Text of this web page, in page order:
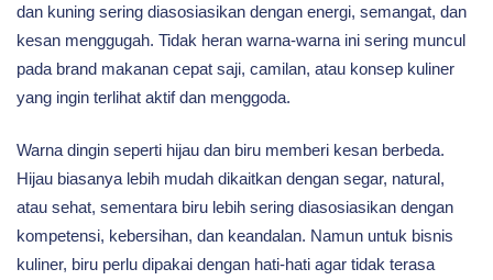
dan kuning sering diasosiasikan dengan energi, semangat, dan
kesan menggugah. Tidak heran warna-warna ini sering muncul
pada brand makanan cepat saji, camilan, atau konsep kuliner
yang ingin terlihat aktif dan menggoda.
Warna dingin seperti hijau dan biru memberi kesan berbeda.
Hijau biasanya lebih mudah dikaitkan dengan segar, natural,
atau sehat, sementara biru lebih sering diasosiasikan dengan
kompetensi, kebersihan, dan keandalan. Namun untuk bisnis
kuliner, biru perlu dipakai dengan hati-hati agar tidak terasa